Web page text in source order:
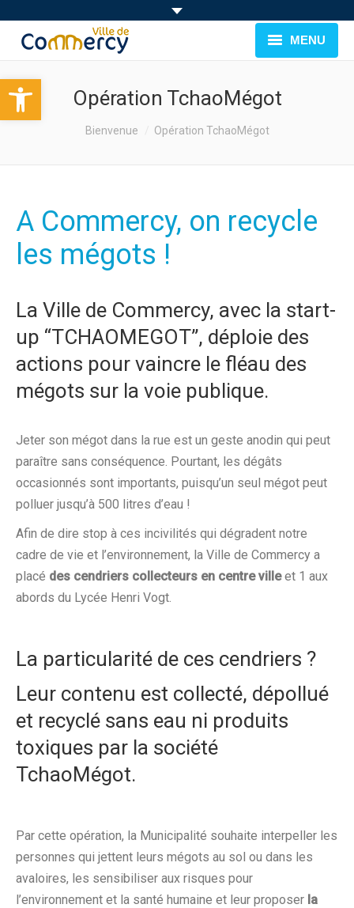
Ouvrir la barre d’outils
MENU
MUNICIPALITÉ
EVÉNEMENTS
Opération TchaoMégot
Bienvenue Opération TchaoMégot
A Commercy, on recycle
les mégots !
La Ville de Commercy, avec la start-
up “TCHAOMEGOT”, déploie des
actions pour vaincre le fléau des
mégots sur la voie publique.
Jeter son mégot dans la rue est un geste anodin qui peut
paraître sans conséquence. Pourtant, les dégâts
occasionnés sont importants, puisqu’un seul mégot peut
polluer jusqu’à 500 litres d’eau !
Afin de dire stop à ces incivilités qui dégradent notre
cadre de vie et l’environnement, la Ville de Commercy a
placé des cendriers collecteurs en centre villeet 1 aux
abords du Lycée Henri Vogt.
La particularité de ces cendriers ?
Leur contenu est collecté, dépollué
et recyclé sans eau ni produits
toxiques par la société
TchaoMégot.
Par cette opération, la Municipalité souhaite interpeller les
personnes qui jettent leurs mégots au sol ou dans les
avaloires, les sensibiliser aux risques pour
l’environnement et la santé humaine et leur proposer la